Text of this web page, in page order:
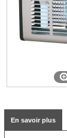
En savoir plus